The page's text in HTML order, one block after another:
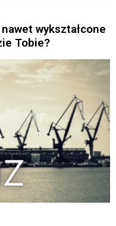
wykształcone
Tobie?